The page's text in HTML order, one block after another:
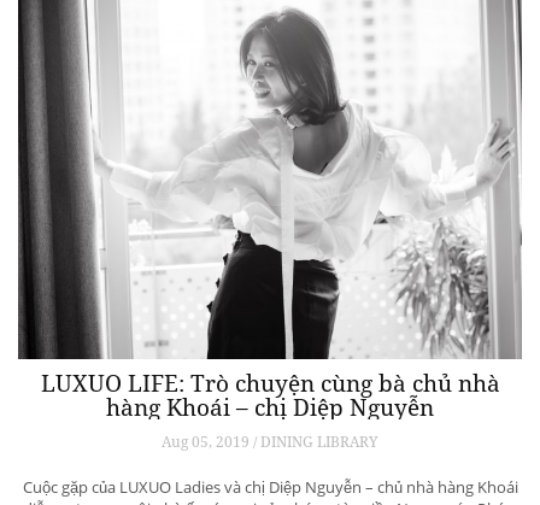
LUXUO LIFE: Trò chuyện cùng bà chủ nhà
hàng Khoái – chị Diệp Nguyễn
Aug 05, 2019 / DINING LIBRARY
Cuộc gặp của LUXUO Ladies và chị Diệp Nguyễn – chủ nhà hàng Khoái